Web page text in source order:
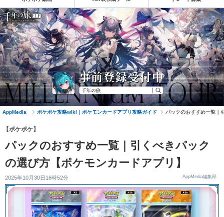
AppMedia ポケポケ攻略wiki｜ポケモンカードアプリ攻略ガイド パックのおすすめ一覧｜
【ポケポケ】
パックのおすすめ一覧｜引くべきパック
の選び方【ポケモンカードアプリ】
2025年10月30日16時52分 AppMedia編集部